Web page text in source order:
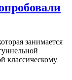
занимается
классическому